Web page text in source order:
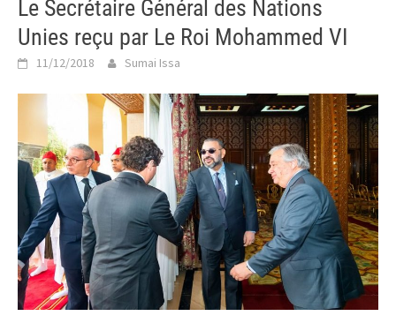
Le Secrétaire Général des Nations
Unies reçu par Le Roi Mohammed VI
11/12/2018 Sumai Issa